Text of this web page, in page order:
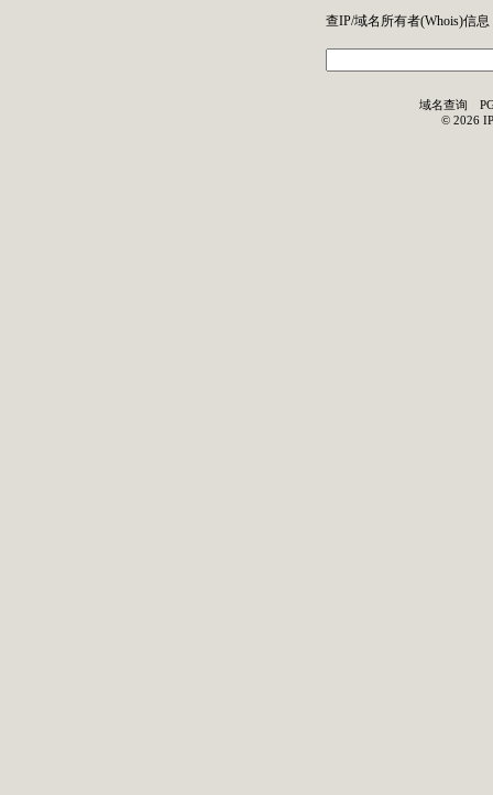
查IP/域名所有者(Whois)信息
域名查询
© 2026